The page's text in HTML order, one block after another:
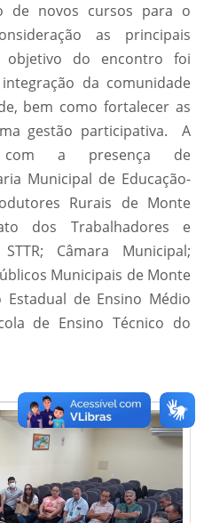
de novos cursos para o
as principais
objetivo do encontro foi
da comunidade
bem como fortalecer as
gestão participativa. A
com a presença de
Municipal de Educação-
Rurais de Monte
dos Trabalhadores e
Câmara Municipal;
Municipais de Monte
Estadual de Ensino Médio
de Ensino Técnico do